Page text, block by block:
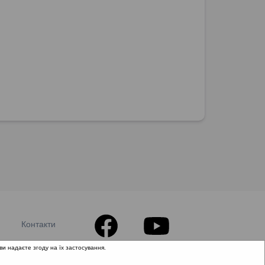
Контакти
надаєте згоду на їх застосування.